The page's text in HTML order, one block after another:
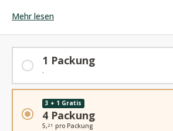
Mehr lesen
1 Packung
.
3 + 1 Gratis
4 Packung
5,21 pro Packung